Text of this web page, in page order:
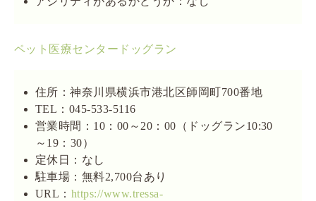
ペット医療センタードッグラン
住所：神奈川県横浜市港北区師岡町700番地
TEL：045-533-5116
営業時間：10：00～20：00（ドッグラン10:30
～19：30）
定休日：なし
駐車場：無料2,700台あり
URL： https://www.tressa-